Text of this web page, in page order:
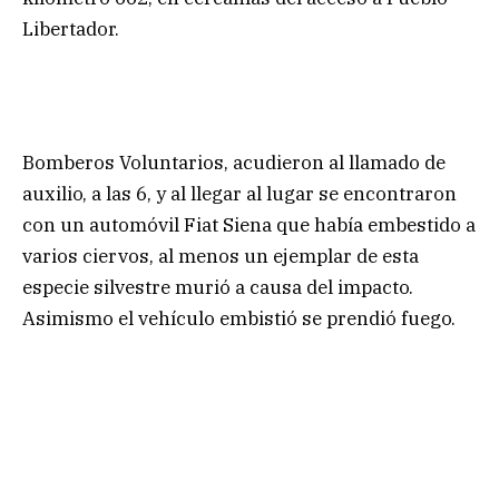
Libertador.
Bomberos Voluntarios, acudieron al llamado de
auxilio, a las 6, y al llegar al lugar se encontraron
con un automóvil Fiat Siena que había embestido a
varios ciervos, al menos un ejemplar de esta
especie silvestre murió a causa del impacto.
Asimismo el vehículo embistió se prendió fuego.